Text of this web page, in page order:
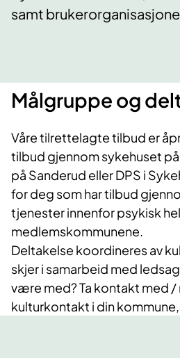
samt
Målgruppe og
Våre tilrettelagte tilbud er
tilbud gjennom sykehuset
på Sanderud eller DPS i
for deg som har tilbud
tjenester innenfor psykisk
medlemskommunene.
Deltakelse koordineres av
skjer i samarbeid med
være med? Ta kontakt med /
kulturkontakt i din